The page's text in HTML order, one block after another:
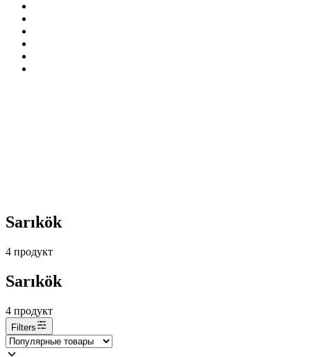
Sarıkök
4 продукт
Sarıkök
4 продукт
Filters